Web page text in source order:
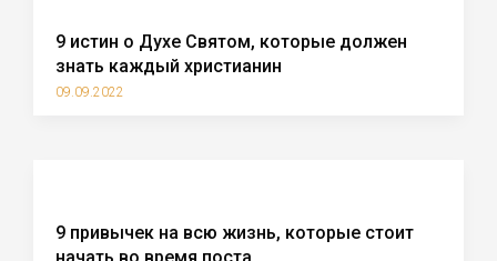
9 истин о Духе Святом, которые должен
знать каждый христианин
09.09.2022
9 привычек на всю жизнь, которые стоит
начать во время поста